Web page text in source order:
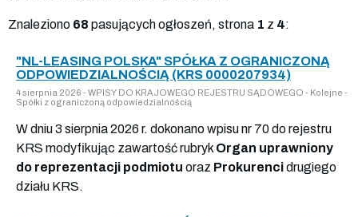
Znaleziono 68 pasujących ogłoszeń, strona 1 z 4:
"NL-LEASING POLSKA" SPÓŁKA Z OGRANICZONĄ
ODPOWIEDZIALNOŚCIĄ (KRS 0000207934)
4 sierpnia 2026 - WPISY DO KRAJOWEGO REJESTRU SĄDOWEGO - Kolejne -
Spółki z ograniczoną odpowiedzialnością
W dniu 3 sierpnia 2026 r. dokonano wpisu nr 70 do rejestru
KRS modyfikując zawartość rubryk Organ uprawniony
do reprezentacji podmiotu oraz Prokurencidrugiego
działu KRS.